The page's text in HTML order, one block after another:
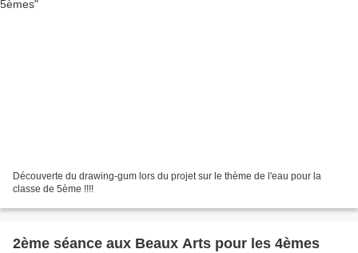
Découverte du drawing-gum lors du projet sur le thème de l'eau pour la
classe de 5ème !!!!
2ème séance aux Beaux Arts pour les 4èmes